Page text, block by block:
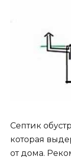
Септик
которая
от дома.